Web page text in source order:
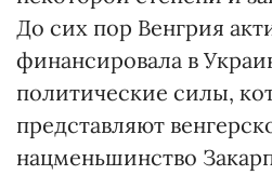
До сих пор Венгрия
финансировала в
политические силы,
представляют
нацменьшинство